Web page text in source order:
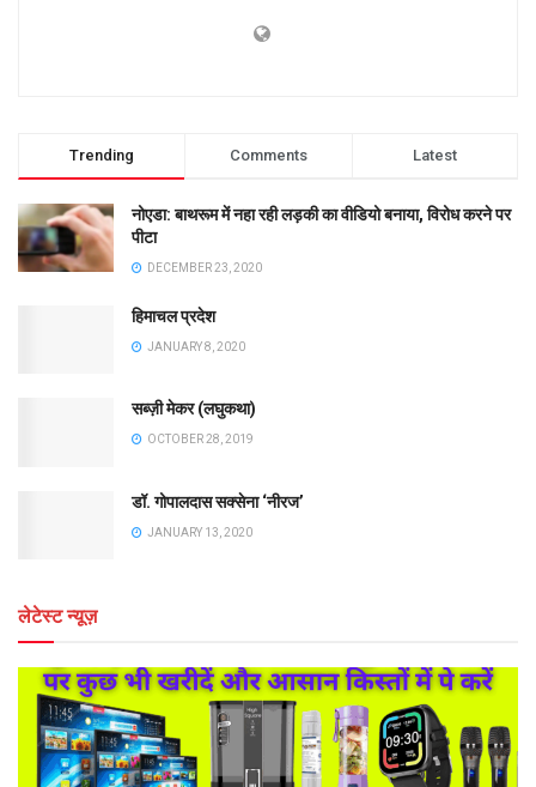
Trending Comments Latest
नोएडा: बाथरूम में नहा रही लड़की का वीडियो बनाया, विरोध करने पर
पीटा
DECEMBER 23, 2020
हिमाचल प्रदेश
JANUARY 8, 2020
सब्ज़ी मेकर (लघुकथा)
OCTOBER 28, 2019
डॉ. गोपालदास सक्सेना ‘नीरज’
JANUARY 13, 2020
लेटेस्ट न्यूज़